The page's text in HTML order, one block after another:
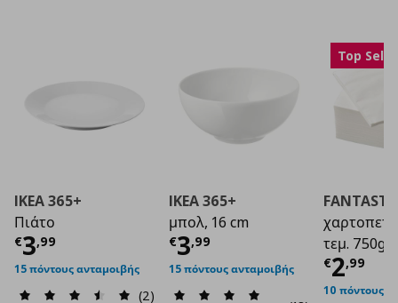
IKEA 365+
Πιάτο
€3,99
Τρέχουσα τιμή€ 3,99
15 πόντους ανταμοιβής
(2)
IKEA 365+
μπολ, 16 cm
€3,99
Τρέχουσα τιμή€
15 πόντους ανταμοιβής
Top
τεμ. 750g.
€2,99
10 πόντους